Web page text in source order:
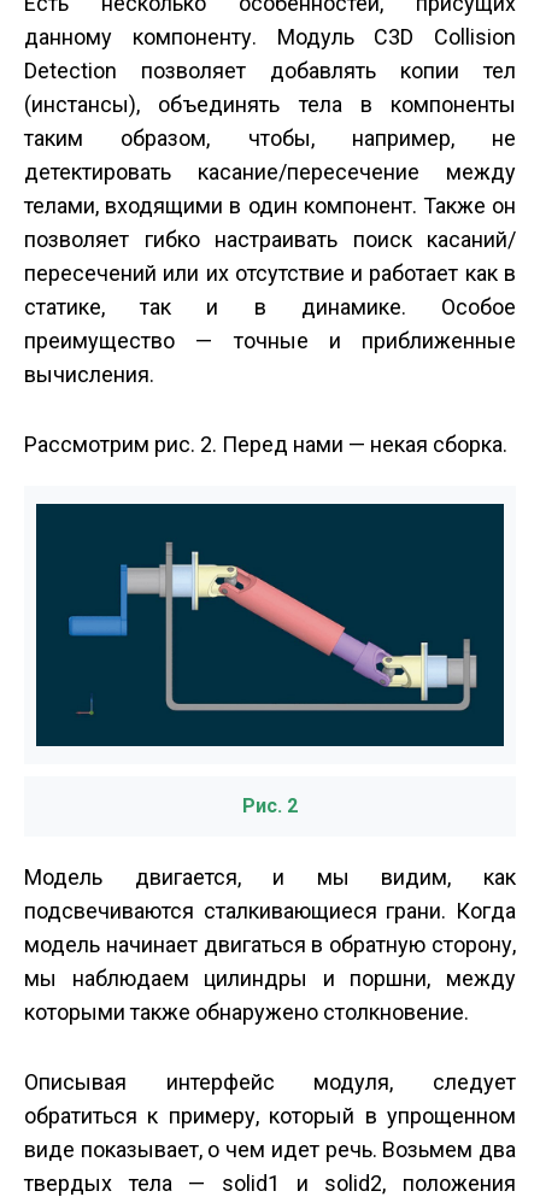
данному компоненту. Модуль C3D Collision
Detection позволяет добавлять копии тел
(инстансы), объединять тела в компоненты
таким образом, чтобы, например, не
детектировать касание/пересечение между
телами, входящими в один компонент. Также он
позволяет гибко настраивать поиск касаний/
пересечений или их отсутствие и работает как в
статике, так и в динамике. Особое
преимущество — точные и приближенные
вычисления.
Рассмотрим рис. 2. Перед нами — некая сборка.
Рис. 2
Модель двигается, и мы видим, как
подсвечиваются сталкивающиеся грани. Когда
модель начинает двигаться в обратную сторону,
мы наблюдаем цилиндры и поршни, между
которыми также обнаружено столкновение.
Описывая интерфейс модуля, следует
обратиться к примеру, который в упрощенном
виде показывает, о чем идет речь. Возьмем два
твердых тела — solid1 и solid2, положения